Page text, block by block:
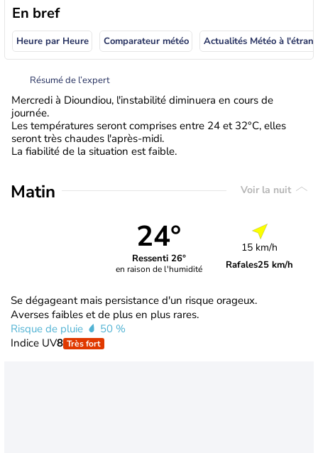
En bref
Heure par Heure Comparateur météo
Résumé de l’expert
Mercredi à Dioundiou, l'instabilité diminuera en cours de
journée.
Les températures seront comprises entre 24 et 32°C, elles
seront très chaudes l'après-midi.
La fiabilité de la situation est faible.
Matin Voir la nuit
24°
Ressenti 26°
en raison de l'humidité
15 km/h
Rafales25 km/h
Se dégageant mais persistance d'un risque orageux.
Averses faibles et de plus en plus rares.
Risque de pluie
50 %
Indice UV8 Très fort